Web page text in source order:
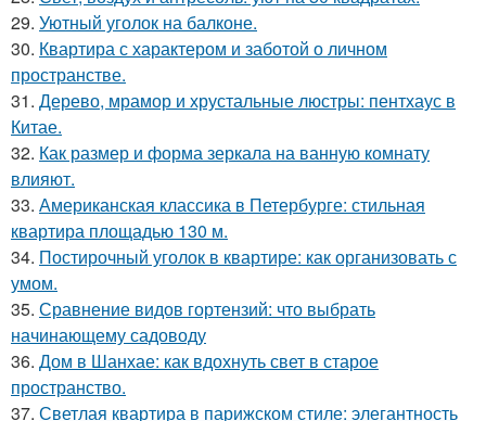
29. Уютный уголок на балконе.
30. Квартира с характером и заботой о личном
пространстве.
31. Дерево, мрамор и хрустальные люстры: пентхаус в
Китае.
32. Как размер и форма зеркала на ванную комнату
влияют.
33. Американская классика в Петербурге: стильная
квартира площадью 130 м.
34. Постирочный уголок в квартире: как организовать с
умом.
35. Сравнение видов гортензий: что выбрать
начинающему садоводу
36. Дом в Шанхае: как вдохнуть свет в старое
пространство.
37. Светлая квартира в парижском стиле: элегантность